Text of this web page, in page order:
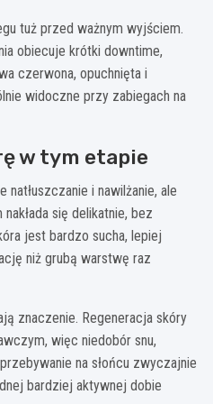
tuż przed ważnym wyjściem.
obiecuje krótki downtime,
czerwona, opuchnięta i
widoczne przy zabiegach na
w tym etapie
i nawilżanie, ale
się delikatnie, bez
jest bardzo sucha, lepiej
niż grubą warstwę raz
znaczenie. Regeneracja skóry
więc niedobór snu,
na słońcu zwyczajnie
bardziej aktywnej dobie